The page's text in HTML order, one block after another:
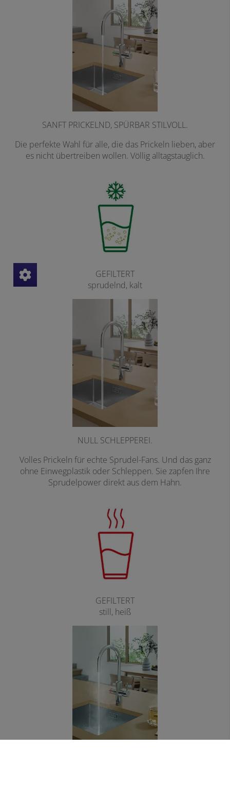
SANFT PRICKELND, SPÜRBAR STILVOLL.
Die perfekte Wahl für alle, die das Prickeln lieben, aber
es nicht übertreiben wollen. Völlig alltagstauglich.
GEFILTERT
sprudelnd, kalt
NULL SCHLEPPEREI.
Volles Prickeln für echte Sprudel-Fans. Und das ganz
ohne Einwegplastik oder Schleppen. Sie zapfen Ihre
Sprudelpower direkt aus dem Hahn.
GEFILTERT
still, heiß